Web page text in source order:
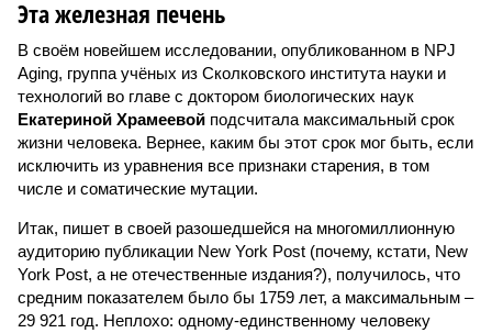
Эта железная печень
В своём новейшем исследовании, опубликованном в NPJ
Aging, группа учёных из Сколковского института науки и
технологий во главе с доктором биологических наук
Екатериной Храмеевой подсчитала максимальный срок
жизни человека. Вернее, каким бы этот срок мог быть, если
исключить из уравнения все признаки старения, в том
числе и соматические мутации.
Итак, пишет в своей разошедшейся на многомиллионную
аудиторию публикации New York Post (почему, кстати, New
York Post, а не отечественные издания?), получилось, что
средним показателем было бы 1759 лет, а максимальным –
29 921 год. Неплохо: одному-единственному человеку